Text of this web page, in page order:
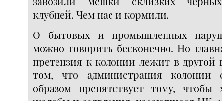
клубней. Чем нас и кормили.
О бытовых и промышленных
можно говорить бесконечно. Но
претензия к колонии лежит в другой
том, что администрация колонии
образом препятствует тому, чтобы